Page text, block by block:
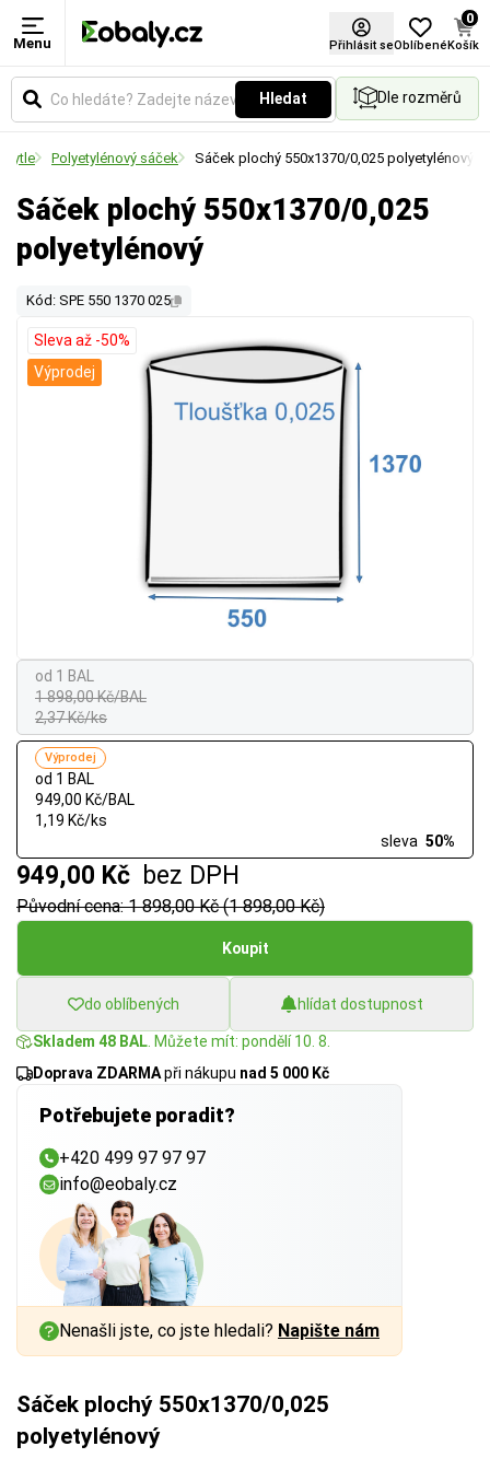
Menu Přihlásit seOblíbené
0
Košík
Hledat Dle rozměrů
pytle Polyetylénový sáček Sáček plochý 550x1370/0,025 polyetylénový
Sáček plochý 550x1370/0,025
polyetylénový
Kód: SPE 550 1370 025
od 1 BAL
1 898,00 Kč/BAL
2,37 Kč/ks
od 1 BAL
Výprodej
949,00 Kč/BAL
1,19 Kč/ks
sleva 50%
949,00 Kč bez DPH
Původní cena: 1 898,00 Kč (1 898,00 Kč)
Koupit
do oblíbených hlídat dostupnost
Skladem 48 BAL . Můžete mít: pondělí 10. 8.
Doprava ZDARMApři nákupu nad 5 000 Kč
Potřebujete poradit?
+420 499 97 97 97
info@eobaly.cz
Nenašli jste, co jste hledali? Napište nám
Sleva až -50%
Výprodej
Sáček plochý 550x1370/0,025
polyetylénový